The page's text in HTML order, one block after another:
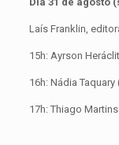
Laís Franklin,
15h: Ayrson
16h: Nádia Taquary
17h: Thiago